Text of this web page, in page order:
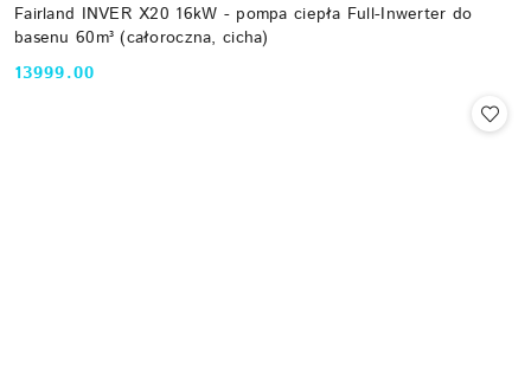
Fairland INVER X20 16kW - pompa ciepła Full-Inwerter do
basenu 60m³ (całoroczna, cicha)
Cena:
13999.00